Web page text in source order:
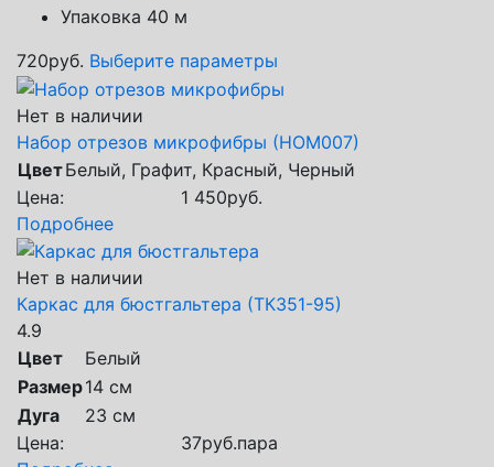
Упаковка 40 м
720руб. Выберите параметры
Нет в наличии
Набор отрезов микрофибры (НОМ007)
ЦветБелый, Графит, Красный, Черный
Цена:
1 450руб.
Подробнее
Нет в наличии
Каркас для бюстгальтера (ТК351-95)
4.9
Цвет
Белый
Размер14 см
Дуга
23 см
Цена:
37руб.пара